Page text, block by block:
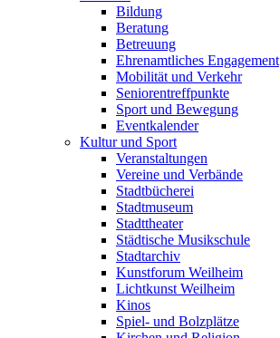
Bildung
Beratung
Betreuung
Ehrenamtliches Engagement
Mobilität und Verkehr
Seniorentreffpunkte
Sport und Bewegung
Eventkalender
Kultur und Sport
Veranstaltungen
Vereine und Verbände
Stadtbücherei
Stadtmuseum
Stadttheater
Städtische Musikschule
Stadtarchiv
Kunstforum Weilheim
Lichtkunst Weilheim
Kinos
Spiel- und Bolzplätze